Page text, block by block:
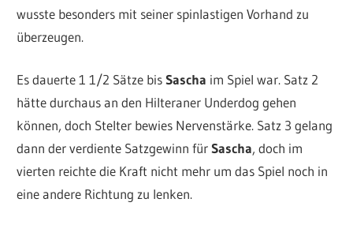
wusste besonders mit seiner spinlastigen Vorhand zu
überzeugen.
Es dauerte 1 1/2 Sätze bisSascha im Spiel war. Satz 2
hätte durchaus an den Hilteraner Underdog gehen
können, doch Stelter bewies Nervenstärke. Satz 3 gelang
dann der verdiente Satzgewinn fürSascha, doch im
vierten reichte die Kraft nicht mehr um das Spiel noch in
eine andere Richtung zu lenken.